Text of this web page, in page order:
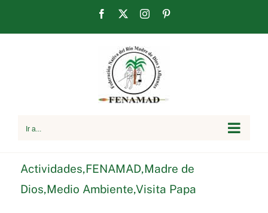
Facebook Instagram
Ir a...
Actividades,FENAMAD,Madre de
Dios,Medio Ambiente,Visita Papa